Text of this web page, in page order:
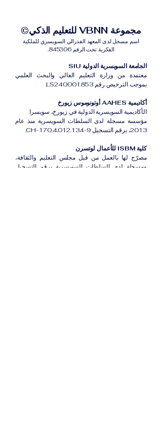
مجموعة VBNN للتعليم الذكي©
اسم مسجل لدى المعهد الفدرالي السويسري للملكية
الفكرية تحت الرقم 845306.
الجامعة السويسرية الدولية SIU
معتمدة من وزارة التعليم العالي والبحث العلمي
بموجب الترخيص رقم LS240001853.
أكاديمية AAHES أوتونوموس زيورخ
الأكاديمية السويسرية الدولية في زيورخ، سويسرا
مؤسسة مسجلة لدى السلطات السويسرية منذ عام
2013، برقم التسجيل CH-170.4.012.134-9.
كلية ISBM للأعمال لوتسرن
مصرّح لها بالعمل من قبل مجلس التعليم والثقافة،
ومسجلة لدى السلطات السويسرية برقم التسجيل